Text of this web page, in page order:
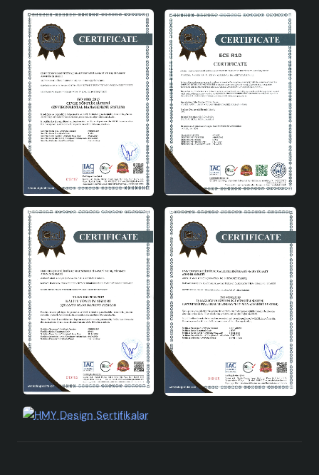
abajur, her detayında kaliteyi ve zarafeti yansıtır.
Enerji Verimliliği ve Çevre Dostu
Tasarım
Tek ampul başlığı ile enerji tasarrufu sağlayan Velaska
Handmade Dekoratif Seramik Abajur, çevre dostu bir
tasarıma sahiptir. Enerji tasarruflu abajurlar, hem doğayı
korur hem de enerji maliyetlerinizi düşürür. A++ enerji
sınıfında olan bu ürün, çevreye duyarlı kullanıcılar için
ideal bir seçimdir.
Kolay Kurulum ve Bakım
Velaska Handmade Dekoratif Seramik Abajur'un kurulumu
son derece basittir. Kullanıcı dostu tasarımı sayesinde,
hızlı ve kolay bir şekilde kurulum yapılabilir. Ayrıca,
pürüzsüz seramik yüzeyi sayesinde toz ve kir tutmaz,
böylece temizliği oldukça kolaydır. Kolay temizlenen
abajurlar, günlük bakım için zaman harcamanızı
gerektirmez.
Modern Yaşam Alanlarına Uygun
Bu abajur, modern yaşam alanlarına mükemmel bir uyum
sağlar. Minimalist ve çağdaş tasarımı, her türlü